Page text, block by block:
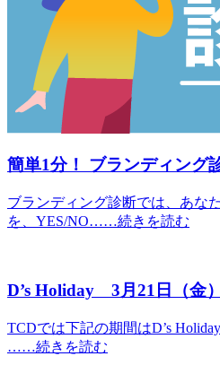
簡単1分！ ブランディング
ブランディング診断では、あな
を、YES/NO……続きを読む
D’s Holiday 3月21日（金
TCDでは下記の期間はD’s
……続きを読む